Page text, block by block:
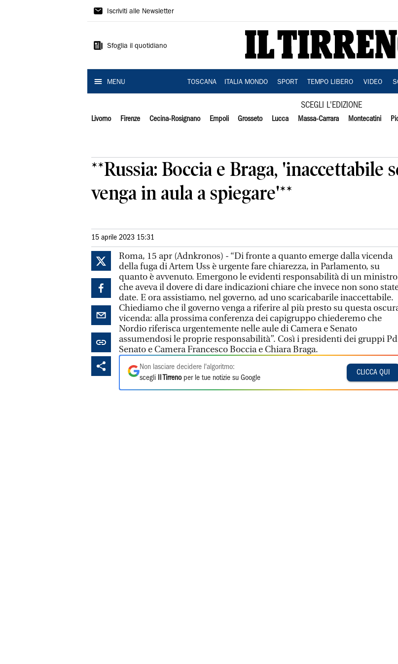
Il
Iscriviti alle Newsletter
Sfoglia il quotidiano
MENU TOSCANA ITALIA MONDO SPORT TEMPO LIBERO VIDEO
SCEGLI L'EDIZIONE
Livorno Firenze Cecina-Rosignano Empoli Grosseto Lucca Massa-Carrara Montecatini
**Russia: Boccia e Braga, 'inaccettabile
venga in aula a spiegare'**
15 aprile 2023 15:31
Roma, 15 apr (Adnkronos) - “Di fronte a quanto emerge dalla vicenda
della fuga di Artem Uss è urgente fare chiarezza, in Parlamento, su
quanto è avvenuto. Emergono le evidenti responsabilità di un ministro
che aveva il dovere di dare indicazioni chiare che invece non sono
date. E ora assistiamo, nel governo, ad uno scaricabarile inaccettabile.
Chiediamo che il governo venga a riferire al più presto su questa
vicenda: alla prossima conferenza dei capigruppo chiederemo che
Nordio riferisca urgentemente nelle aule di Camera e Senato
assumendosi le proprie responsabilità”. Così i presidenti dei gruppi
Senato e Camera Francesco Boccia e Chiara Braga.
Non lasciare decidere l'algoritmo:
scegli
Il Tirrenoper le tue notizie su Google
CLICCA QUI